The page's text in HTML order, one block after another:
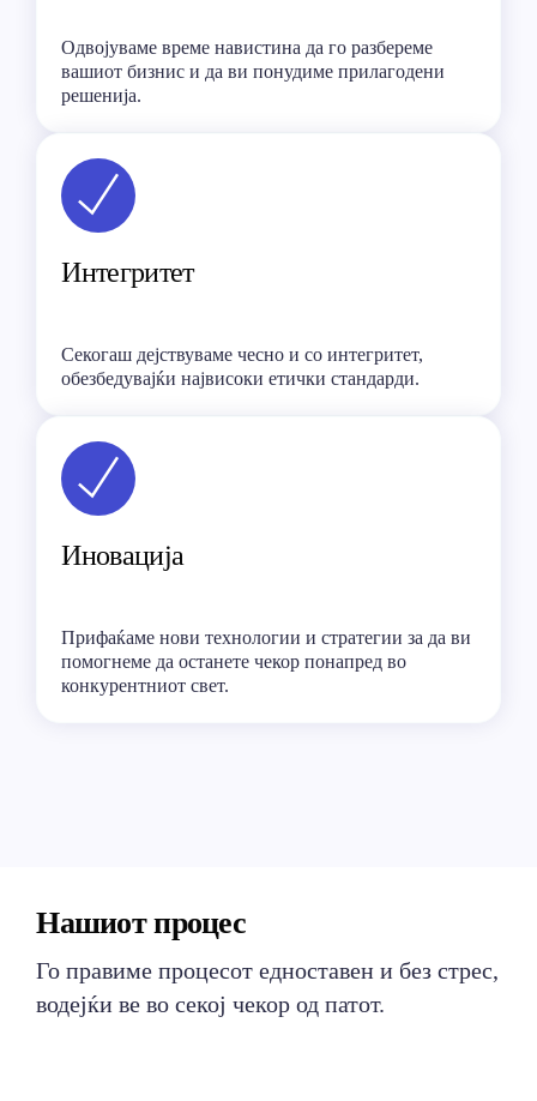
Одвојуваме време навистина да го разбереме
вашиот бизнис и да ви понудиме прилагодени
решенија.
Интегритет
Секогаш дејствуваме чесно и со интегритет,
обезбедувајќи највисоки етички стандарди.
Иновација
Прифаќаме нови технологии и стратегии за да ви
помогнеме да останете чекор понапред во
конкурентниот свет.
Нашиот процес
Го правиме процесот едноставен и без стрес,
водејќи ве во секој чекор од патот.